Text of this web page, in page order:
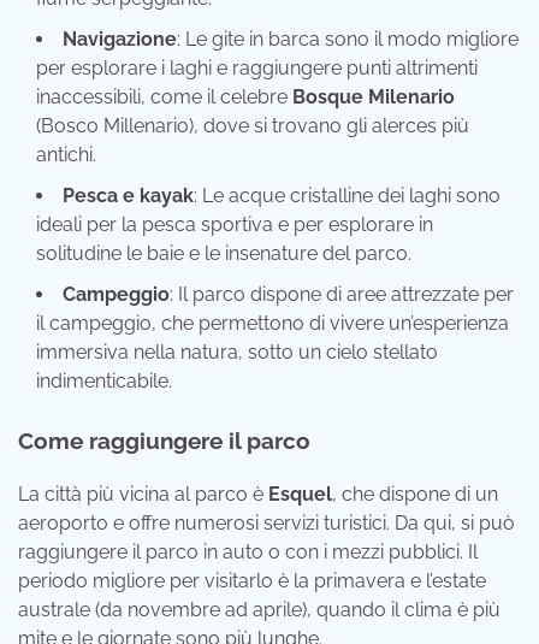
Navigazione: Le gite in barca sono il modo migliore
per esplorare i laghi e raggiungere punti altrimenti
inaccessibili, come il celebre Bosque Milenario
(Bosco Millenario), dove si trovano gli alerces più
antichi.
Pesca e kayak: Le acque cristalline dei laghi sono
ideali per la pesca sportiva e per esplorare in
solitudine le baie e le insenature del parco.
Campeggio: Il parco dispone di aree attrezzate per
il campeggio, che permettono di vivere un’esperienza
immersiva nella natura, sotto un cielo stellato
indimenticabile.
Come raggiungere il parco
La città più vicina al parco è Esquel, che dispone di un
aeroporto e offre numerosi servizi turistici. Da qui, si può
raggiungere il parco in auto o con i mezzi pubblici. Il
periodo migliore per visitarlo è la primavera e l’estate
australe (da novembre ad aprile), quando il clima è più
mite e le giornate sono più lunghe.